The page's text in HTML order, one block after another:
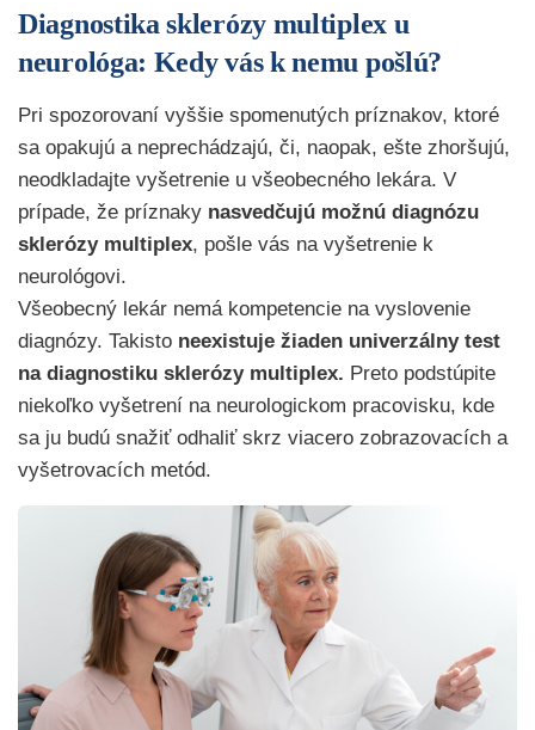
Diagnostika sklerózy multiplex u
neurológa: Kedy vás k nemu pošlú?
Pri spozorovaní vyššie spomenutých príznakov, ktoré
sa opakujú a neprechádzajú, či, naopak, ešte zhoršujú,
neodkladajte vyšetrenie u všeobecného lekára. V
prípade, že príznaky nasvedčujú možnú diagnózu
sklerózy multiplex, pošle vás na vyšetrenie k
neurológovi.
Všeobecný lekár nemá kompetencie na vyslovenie
diagnózy. Takisto neexistuje žiaden univerzálny test
na diagnostiku sklerózy multiplex. Preto podstúpite
niekoľko vyšetrení na neurologickom pracovisku, kde
sa ju budú snažiť odhaliť skrz viacero zobrazovacích a
vyšetrovacích metód.